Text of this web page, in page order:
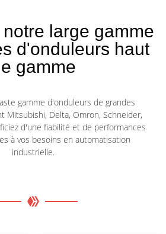
large gamme
d'onduleurs haut
gamme
gamme d'onduleurs de grandes
Mitsubishi, Delta, Omron, Schneider,
d'une fiabilité et de performances
à vos besoins en automatisation
industrielle.